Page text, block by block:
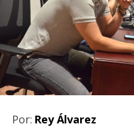
Por: Rey Álvarez